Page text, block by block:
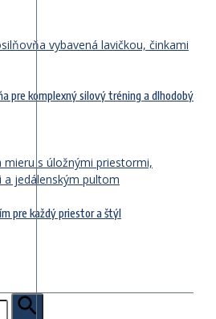
pre komplexný silový tréning a dlhodobý
pre každý priestor a štýl